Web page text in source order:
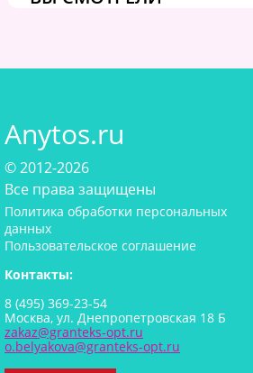
Anytos.ru
© 2012-2026
Все права защищены
Политика обработки персональных
данных
Пользовательское соглашение
Контакты:
8 (495) 369-23-54
Москва, ул. Днепропетровская 18 Б
zakaz@granteks-opt.ru
o.belyakova@granteks-opt.ru